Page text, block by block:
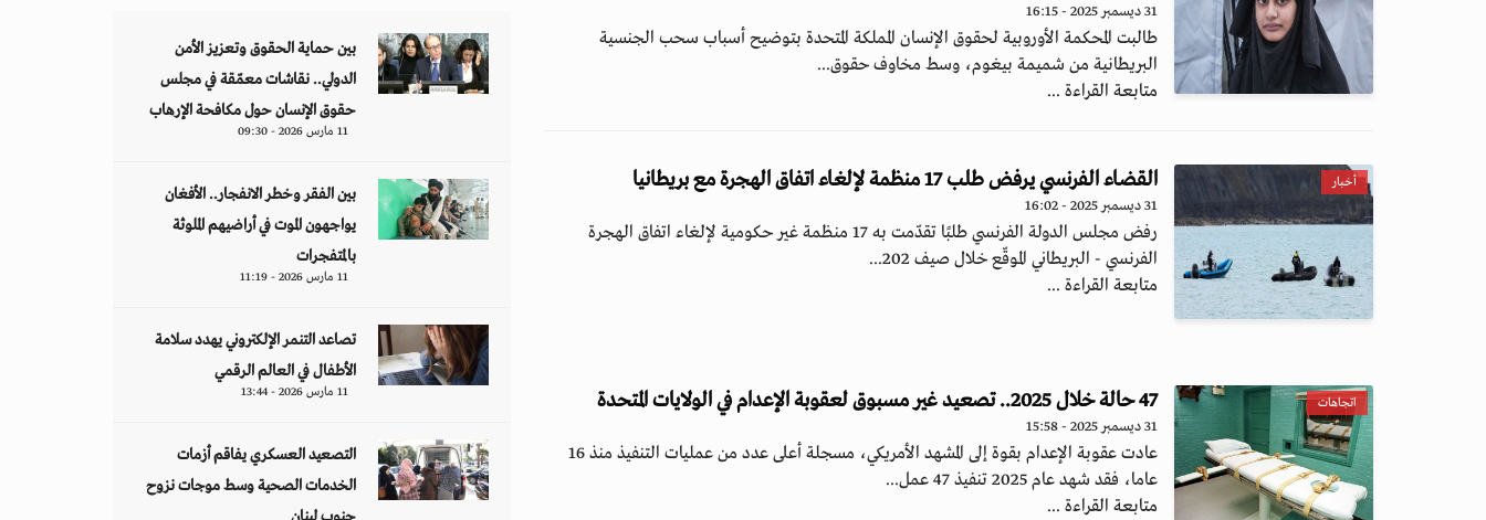
31 ديسمبر 2025 - 16:15
طالبت المحكمة الأوروبية لحقوق الإنسان المملكة المتحدة بتوضيح أسباب سحب الجنسية
البريطانية من شميمة بيغوم، وسط مخاوف حقوق...
متابعة القراءة ...
أخبار القضاء الفرنسي يرفض طلب 17 منظمة لإلغاء اتفاق الهجرة مع بريطانيا
31 ديسمبر 2025 - 16:02
رفض مجلس الدولة الفرنسي طلبًا تقدّمت به 17 منظمة غير حكومية لإلغاء اتفاق الهجرة
الفرنسي - البريطاني الموقّع خلال صيف 202...
متابعة القراءة ...
اتجاهات 47 حالة خلال 2025.. تصعيد غير مسبوق لعقوبة الإعدام في الولايات المتحدة
31 ديسمبر 2025 - 15:58
عادت عقوبة الإعدام بقوة إلى المشهد الأمريكي، مسجلة أعلى عدد من عمليات التنفيذ منذ 16
عاما، فقد شهد عام 2025 تنفيذ 47 عمل...
متابعة القراءة ...
بين حماية الحقوق وتعزيز الأمن
الدولي.. نقاشات معمّقة في مجلس
حقوق الإنسان حول مكافحة الإرهاب
11 مارس 2026 - 09:30
بين الفقر وخطر الانفجار.. الأفغان
يواجهون الموت في أراضيهم الملوثة
بالمتفجرات
11 مارس 2026 - 11:19
تصاعد التنمر الإلكتروني يهدد سلامة
الأطفال في العالم الرقمي
11 مارس 2026 - 13:44
التصعيد العسكري يفاقم أزمات
الخدمات الصحية وسط موجات نزوح